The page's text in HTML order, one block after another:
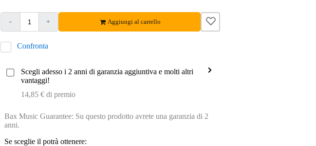
- + Aggiungi al carrello
Confronta
Scegli adesso i 2 anni di garanzia aggiuntiva e molti altri
vantaggi!
14,85 € di premio
Bax Music Guarantee: Su questo prodotto avrete una garanzia di 2
anni.
Se sceglie il potrà ottenere: